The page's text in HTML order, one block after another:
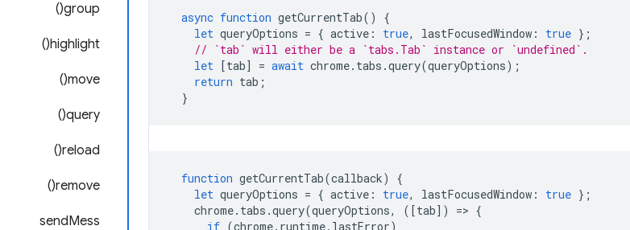
group()
highlight()
move()
query()
reload()
remove()
sendMess
async function getCurrentTab()
{
let queryOptions = { active : true, lastFocusedWindow : true };
// `tab` will either be a `tabs.Tab` instance or `undefined`.
let [tab] = await chrome. tabs .query(queryOptions);
return tab ;
}
function getCurrentTab(callback)
{
let queryOptions = { active : true, lastFocusedWindow : true };
chrome. tabs .query(queryOptions, ([tab]) => {
if (chrome. runtime. lastError)